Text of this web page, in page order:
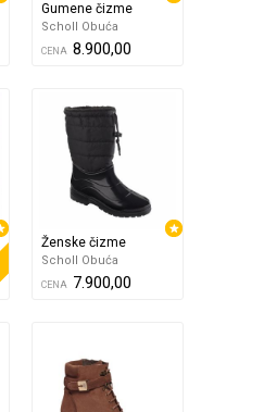
Gumene čizme
Scholl Obuća
CENA 8.900,00
Ženske čizme
Scholl Obuća
CENA 7.900,00